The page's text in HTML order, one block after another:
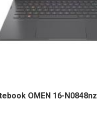
OMEN 16-N0848nz